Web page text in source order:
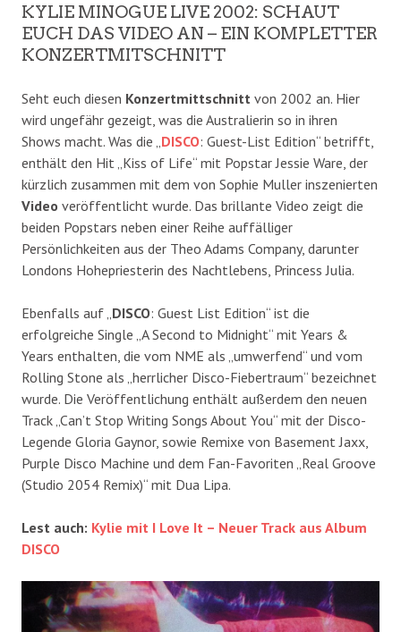
KYLIE MINOGUE LIVE 2002: SCHAUT
EUCH DAS VIDEO AN – EIN KOMPLETTER
KONZERTMITSCHNITT
Seht euch diesen Konzertmittschnitt von 2002 an. Hier
wird ungefähr gezeigt, was die Australierin so in ihren
Shows macht. Was die „ DISCO: Guest-List Edition“ betrifft,
enthält den Hit „Kiss of Life“ mit Popstar Jessie Ware, der
kürzlich zusammen mit dem von Sophie Muller inszenierten
Video veröffentlicht wurde. Das brillante Video zeigt die
beiden Popstars neben einer Reihe auffälliger
Persönlichkeiten aus der Theo Adams Company, darunter
Londons Hohepriesterin des Nachtlebens, Princess Julia.
Ebenfalls auf „ DISCO: Guest List Edition“ ist die
erfolgreiche Single „A Second to Midnight“ mit Years &
Years enthalten, die vom NME als „umwerfend“ und vom
Rolling Stone als „herrlicher Disco-Fiebertraum“ bezeichnet
wurde. Die Veröffentlichung enthält außerdem den neuen
Track „Can’t Stop Writing Songs About You“ mit der Disco-
Legende Gloria Gaynor, sowie Remixe von Basement Jaxx,
Purple Disco Machine und dem Fan-Favoriten „Real Groove
(Studio 2054 Remix)“ mit Dua Lipa.
Lest auch: Kylie mit I Love It – Neuer Track aus Album
DISCO